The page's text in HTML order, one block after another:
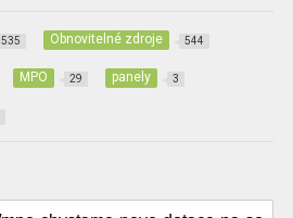
535 Obnovitelné zdroje 544
MPO 29 panely 3